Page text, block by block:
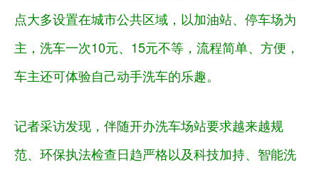
点大多设置在城市公共区域，以加油站、停车场为
主，洗车一次10元、15元不等，流程简单、方便，
车主还可体验自己动手洗车的乐趣。
记者采访发现，伴随开办洗车场站要求越来越规
范、环保执法检查日趋严格以及科技加持、智能洗